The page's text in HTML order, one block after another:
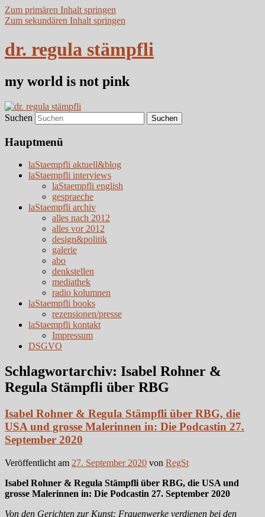
Zum primären Inhalt springen
Zum sekundären Inhalt springen
dr. regula stämpfli
my world is not pink
Suchen
Hauptmenü
laStaempfli aktuell&blog
laStaempfli interviews
laStaempfli english
gespraeche
laStaempfli archiv
alles nach 2012
alles vor 2012
design&politik
galerie
abo
denkstellen
mediathek
radio kolumnen
laStaempfli books
rezensionen/presse
laStaempfli kontakt
Impressum
DSGVO
Schlagwortarchiv: Isabel Rohner &
Regula Stämpfli über RBG
Isabel Rohner & Regula Stämpfli über RBG, die
USA und grosse Malerinnen in: Die Podcastin 27.
September 2020
Veröffentlicht am 27. September 2020 von RegSt
Isabel Rohner & Regula Stämpfli über RBG, die USA und
grosse Malerinnen in: Die Podcastin 27. September 2020
Von den Gerichten zur Kunst: Frauenwerke verdienen bei den